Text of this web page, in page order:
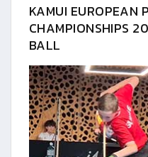
KAMUI EUROPEAN
CHAMPIONSHIPS
BALL